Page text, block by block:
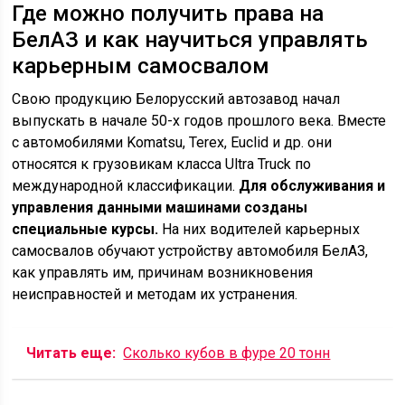
Где можно получить права на
БелАЗ и как научиться управлять
карьерным самосвалом
Свою продукцию Белорусский автозавод начал
выпускать в начале 50-х годов прошлого века. Вместе
с автомобилями Komatsu, Terex, Euclid и др. они
относятся к грузовикам класса Ultra Truck по
международной классификации. Для обслуживания и
управления данными машинами созданы
специальные курсы. На них водителей карьерных
самосвалов обучают устройству автомобиля БелАЗ,
как управлять им, причинам возникновения
неисправностей и методам их устранения.
Читать еще: Сколько кубов в фуре 20 тонн